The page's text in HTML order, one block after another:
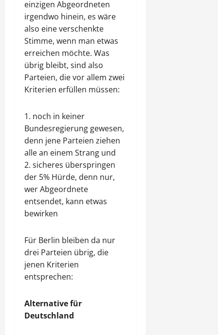
einzigen Abgeordneten
irgendwo hinein, es wäre
also eine verschenkte
Stimme, wenn man etwas
erreichen möchte. Was
übrig bleibt, sind also
Parteien, die vor allem zwei
Kriterien erfüllen müssen:
1. noch in keiner
Bundesregierung gewesen,
denn jene Parteien ziehen
alle an einem Strang und
2. sicheres überspringen
der 5% Hürde, denn nur,
wer Abgeordnete
entsendet, kann etwas
bewirken
Für Berlin bleiben da nur
drei Parteien übrig, die
jenen Kriterien
entsprechen:
Alternative für
Deutschland